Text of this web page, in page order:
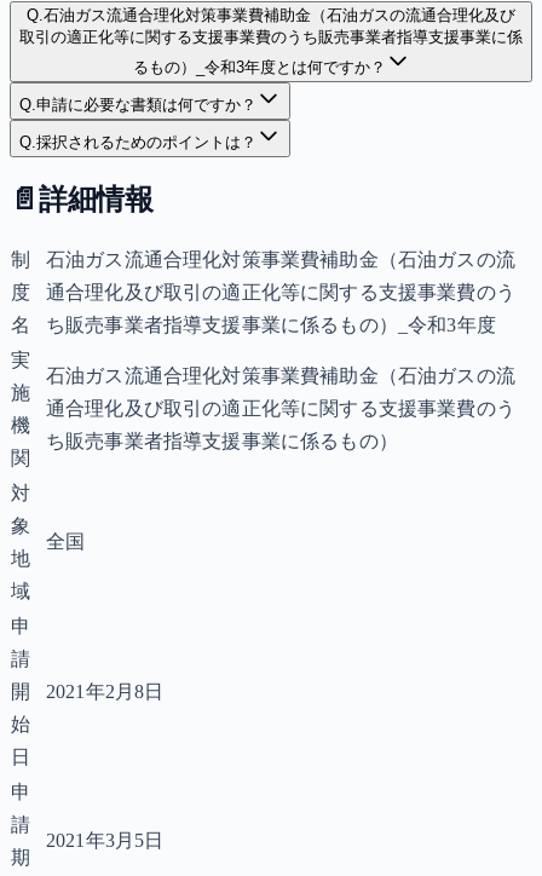
Q.石油ガス流通合理化対策事業費補助金（石油ガスの流通合理化及び
取引の適正化等に関する支援事業費のうち販売事業者指導支援事業に係
るもの）_令和3年度とは何ですか？
Q.申請に必要な書類は何ですか？
Q.採択されるためのポイントは？
📄 詳細情報
制
度
名
石油ガス流通合理化対策事業費補助金（石油ガスの流
通合理化及び取引の適正化等に関する支援事業費のう
ち販売事業者指導支援事業に係るもの）_令和3年度
実
施
機
関
石油ガス流通合理化対策事業費補助金（石油ガスの流
通合理化及び取引の適正化等に関する支援事業費のう
ち販売事業者指導支援事業に係るもの）
対
象
地
域
全国
申
請
開
始
日
2021年2月8日
申
請
期
2021年3月5日